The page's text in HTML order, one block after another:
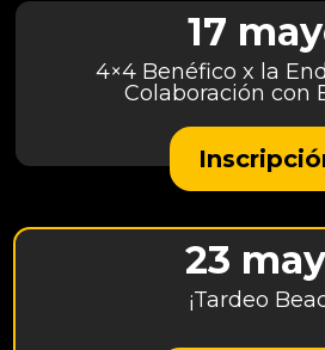
17
4×4 Benéfico x la
Colaboración con
23
¡Tardeo